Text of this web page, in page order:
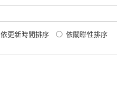
依更新時間排序 依關聯性排序